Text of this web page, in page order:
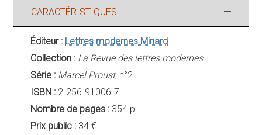
CARACTÉRISTIQUES
Éditeur : Lettres modernes Minard
Collection : La Revue des lettres modernes
Série : Marcel Proust, n°2
ISBN : 2-256-91006-7
Nombre de pages : 354 p.
Prix public : 34 €